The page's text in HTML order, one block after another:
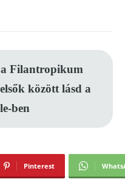
Filantropikum
között lásd a
ben
Pinterest